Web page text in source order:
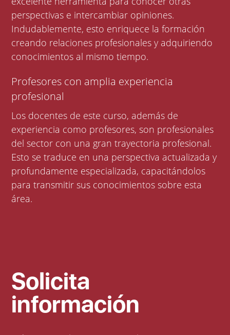
perspectivas e intercambiar opiniones.
Indudablemente, esto enriquece la formación
creando relaciones profesionales y adquiriendo
conocimientos al mismo tiempo.
Profesores con amplia experiencia
profesional
Los docentes de este curso, además de
experiencia como profesores, son profesionales
del sector con una gran trayectoria profesional.
Esto se traduce en una perspectiva actualizada y
profundamente especializada, capacitándolos
para transmitir sus conocimientos sobre esta
área.
Solicita
información